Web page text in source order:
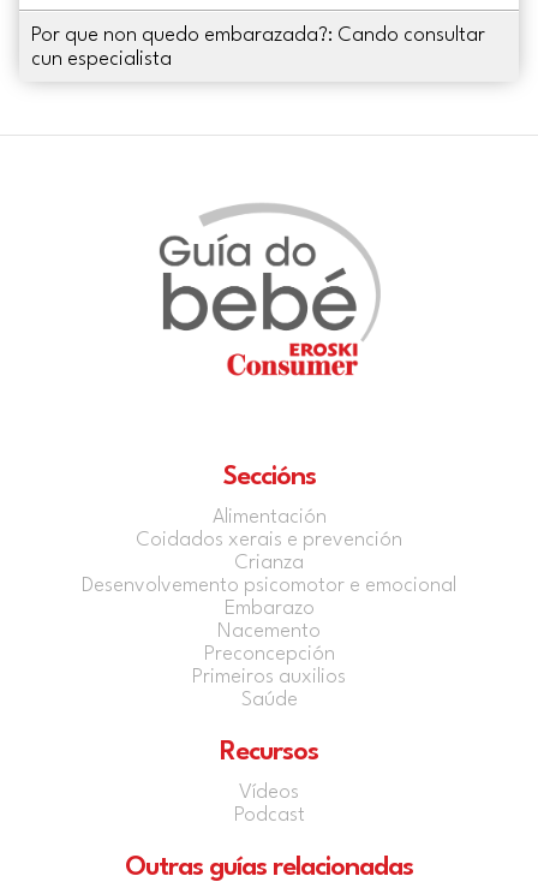
Por que non quedo embarazada?: Cando consultar
cun especialista
Seccións
Alimentación
Coidados xerais e prevención
Crianza
Desenvolvemento psicomotor e emocional
Embarazo
Nacemento
Preconcepción
Primeiros auxilios
Saúde
Recursos
Vídeos
Podcast
Outras guías relacionadas